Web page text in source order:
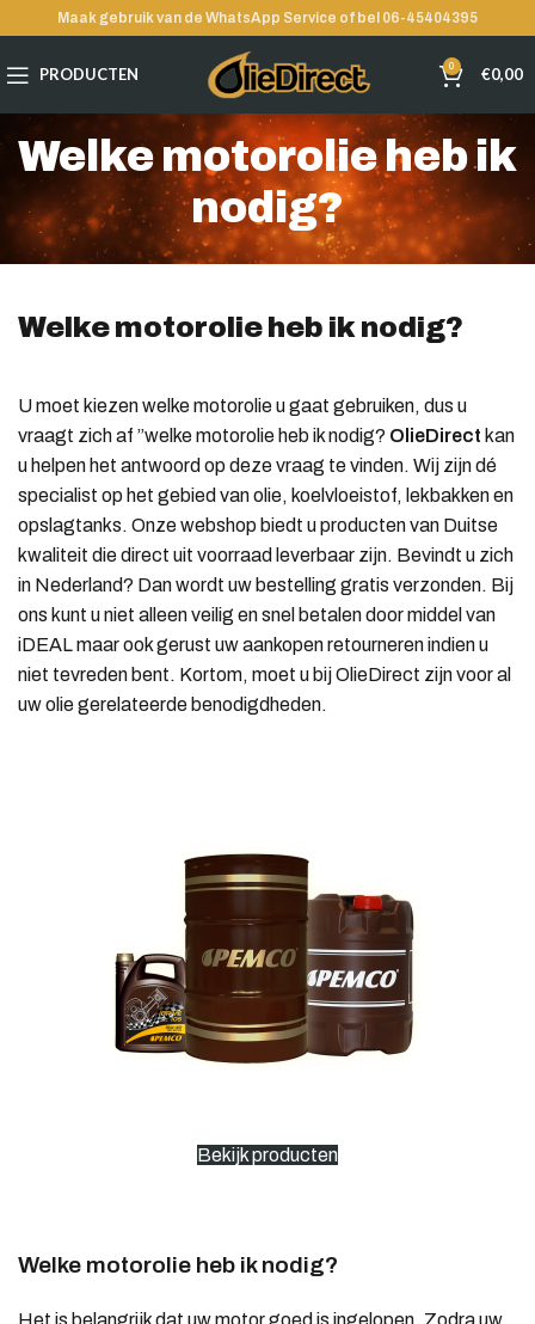
Maak gebruik van de WhatsApp Service of bel 06-45404395
PRODUCTEN 0 €0,00
Welke motorolie heb ik
nodig?
Welke motorolie heb ik nodig?
U moet kiezen welke motorolie u gaat gebruiken, dus u
vraagt zich af ”welke motorolie heb ik nodig? OlieDirect kan
u helpen het antwoord op deze vraag te vinden. Wij zijn dé
specialist op het gebied van olie, koelvloeistof, lekbakken en
opslagtanks. Onze webshop biedt u producten van Duitse
kwaliteit die direct uit voorraad leverbaar zijn. Bevindt u zich
in Nederland? Dan wordt uw bestelling gratis verzonden. Bij
ons kunt u niet alleen veilig en snel betalen door middel van
iDEAL maar ook gerust uw aankopen retourneren indien u
niet tevreden bent. Kortom, moet u bij OlieDirect zijn voor al
uw olie gerelateerde benodigdheden.
Bekijk producten
Welke motorolie heb ik nodig?
Het is belangrijk dat uw motor goed is ingelopen. Zodra uw